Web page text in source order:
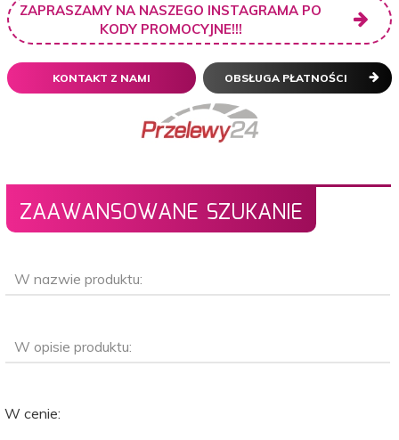
ZAPRASZAMY NA NASZEGO INSTAGRAMA PO
KODY PROMOCYJNE!!!
KONTAKT Z NAMI OBSŁUGA PŁATNOŚCI
ZAAWANSOWANE SZUKANIE
W nazwie produktu:
W opisie produktu:
W cenie: